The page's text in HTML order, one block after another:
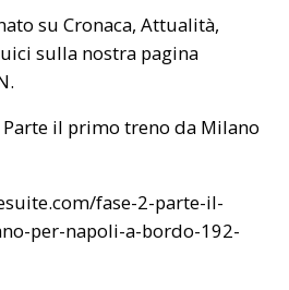
su Cronaca, Attualità,
sulla nostra pagina
.
Parte il primo treno da Milano
fase-2-parte-il-
per-napoli-a-bordo-192-